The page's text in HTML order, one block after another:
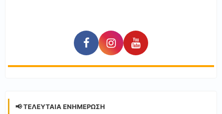
📢 ΤΕΛΕΥΤΑΊΑ ΕΝΗΜΈΡΩΣΗ